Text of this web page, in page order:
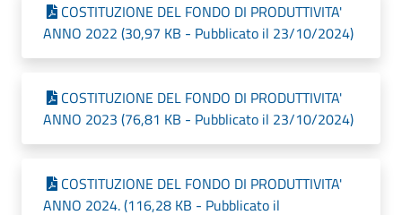
COSTITUZIONE DEL FONDO DI PRODUTTIVITA'
ANNO 2022 (30,97 KB - Pubblicato il 23/10/2024)
COSTITUZIONE DEL FONDO DI PRODUTTIVITA'
ANNO 2023 (76,81 KB - Pubblicato il 23/10/2024)
COSTITUZIONE DEL FONDO DI PRODUTTIVITA'
ANNO 2024. (116,28 KB - Pubblicato il